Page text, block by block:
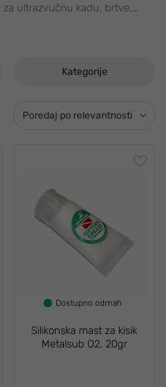
ultrazvučnu kadu, brtve,…
Kategorije
Poredaj po relevantnosti
Dostupno odmah
Silikonska mast za kisik
Metalsub O2, 20gr